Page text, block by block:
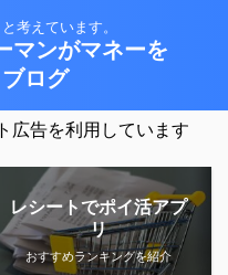
考えています。
マンがマネーを
ログ
広告を利用しています
レシートでポイ活アプ
リ
おすすめランキングを紹介